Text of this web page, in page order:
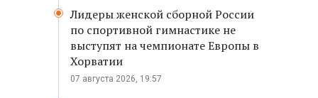
Лидеры женской сборной России
по спортивной гимнастике не
выступят на чемпионате Европы в
Хорватии
07 августа 2026, 19:57